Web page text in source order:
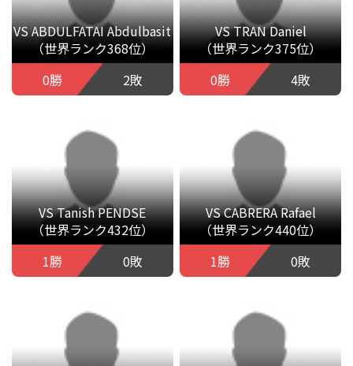
VS ABDULFATAI Abdulbasit
（世界ランク368位）
0勝
2敗
VS TRAN Daniel
（世界ランク375位）
0勝
4敗
VS Tanish PENDSE
（世界ランク432位）
1勝
0敗
VS CABRERA Rafael
（世界ランク440位）
1勝
0敗